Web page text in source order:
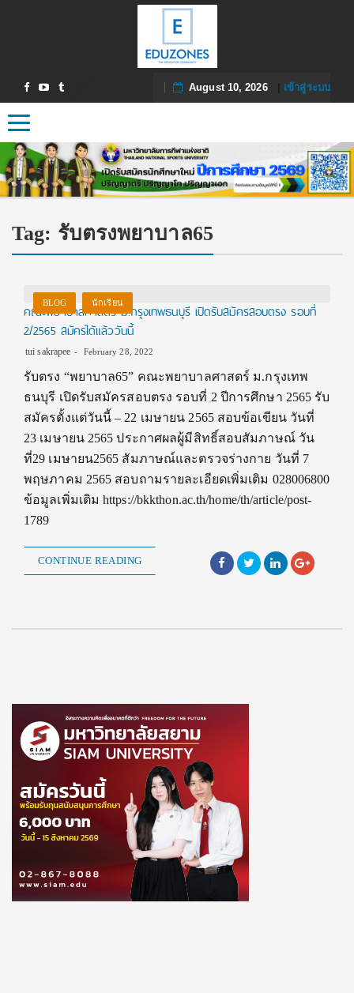
August 10, 2026| เข้าสู่ระบบ
Toggle navigation
Tag: รับตรงพยาบาล65
BLOG นักเรียน
คณะพยาบาลศาสตร์ ม.กรุงเทพธนบุรี เปิดรับสมัครสอบตรง รอบที่
2/2565 สมัครได้แล้ววันนี้
tui sakrapee February 28, 2022
รับตรง “พยาบาล65” คณะพยาบาลศาสตร์ ม.กรุงเทพ
ธนบุรี เปิดรับสมัครสอบตรง รอบที่ 2 ปีการศึกษา 2565 รับ
สมัครตั้งแต่วันนี้ – 22 เมษายน 2565 สอบข้อเขียน วันที่
23 เมษายน 2565 ประกาศผลผู้มีสิทธิ์สอบสัมภาษณ์ วัน
ที่29 เมษายน2565 สัมภาษณ์และตรวจร่างกาย วันที่ 7
พฤษภาคม 2565 สอบถามรายละเอียดเพิ่มเติม 028006800
ข้อมูลเพิ่มเติม https://bkkthon.ac.th/home/th/article/post-
1789
CONTINUE READING